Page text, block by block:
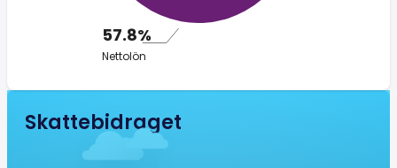
57.8%
Nettolön
Skattebidraget